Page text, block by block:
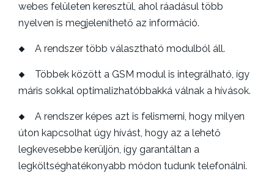
webes felületen keresztül, ahol ráadásul több
nyelven is megjeleníthető az információ.
A rendszer több választható modulból áll.
Többek között a GSM modul is integrálható, így
máris sokkal optimalizhatóbbakká válnak a hívások.
A rendszer képes azt is felismerni, hogy milyen
úton kapcsolhat úgy hívást, hogy az a lehető
legkevesebbe kerüljön, így garantáltan a
legköltséghatékonyabb módon tudunk telefonálni.